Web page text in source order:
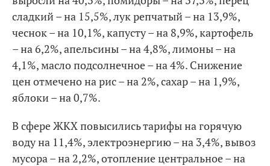
сладкий – на 15,5%, лук репчатый – на 13,9%,
чеснок – на 10,1%, капусту – на 8,9%, картофель
– на 6,2%, апельсины – на 4,8%, лимоны – на
4,1%, масло подсолнечное – на 4%. Снижение
цен отмечено на рис – на 2%, сахар – на 1,9%,
яблоки – на 0,7%.
В сфере ЖКХ повысились тарифы на горячую
воду на 11,4%, электроэнергию – на 3,4%, вывоз
мусора – на 2,2%, отопление центральное – на